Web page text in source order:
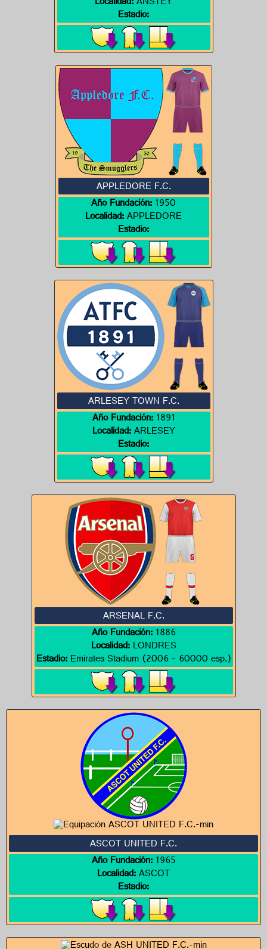
Estadio:
APPLEDORE F.C.
Año Fundación:1950
Localidad:APPLEDORE
Estadio:
ARLESEY TOWN F.C.
Año Fundación:1891
Localidad:ARLESEY
Estadio:
ARSENAL F.C.
Año Fundación:1886
Localidad:LONDRES
Estadio:Emirates Stadium (2006 - 60000 esp.)
ASCOT UNITED F.C.
Año Fundación:1965
Localidad:ASCOT
Estadio: